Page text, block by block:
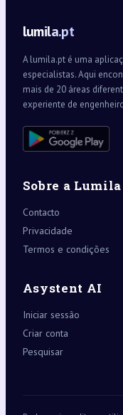
lumila.pt
A lumila.pt é uma
especialistas. Aqui
mais de 20 áreas
experiente de
Sobre a Lumila
Contacto
Privacidade
Termos e condições
Asystent AI
Iniciar sessão
Criar conta
Pesquisar